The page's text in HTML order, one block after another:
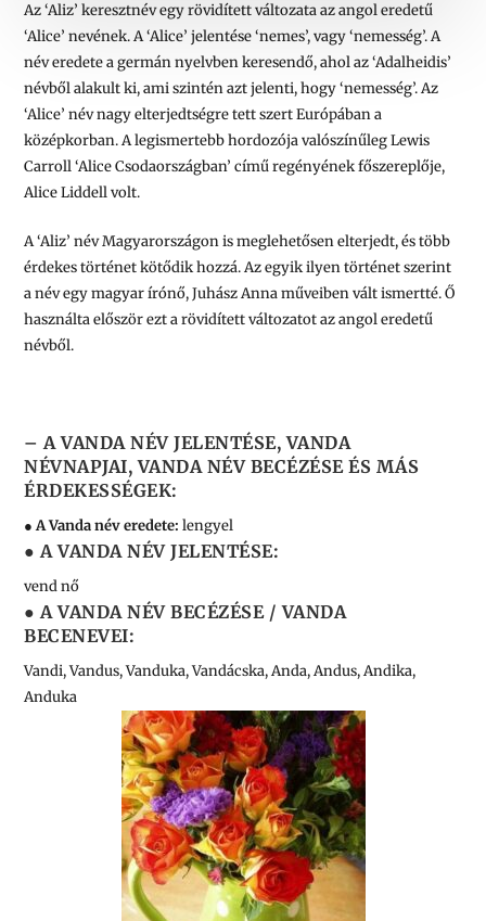
Az ‘Aliz’ keresztnév egy rövidített változata az angol eredetű
‘Alice’ nevének. A ‘Alice’ jelentése ‘nemes’, vagy ‘nemesség’. A
név eredete a germán nyelvben keresendő, ahol az ‘Adalheidis’
névből alakult ki, ami szintén azt jelenti, hogy ‘nemesség’. Az
‘Alice’ név nagy elterjedtségre tett szert Európában a
középkorban. A legismertebb hordozója valószínűleg Lewis
Carroll ‘Alice Csodaországban’ című regényének főszereplője,
Alice Liddell volt.
A ‘Aliz’ név Magyarországon is meglehetősen elterjedt, és több
érdekes történet kötődik hozzá. Az egyik ilyen történet szerint
a név egy magyar írónő, Juhász Anna műveiben vált ismertté. Ő
használta először ezt a rövidített változatot az angol eredetű
névből.
– A VANDA NÉV JELENTÉSE, VANDA
NÉVNAPJAI, VANDA NÉV BECÉZÉSE ÉS MÁS
ÉRDEKESSÉGEK:
● A Vanda név eredete:lengyel
● A VANDA NÉV JELENTÉSE:
vend nő
● A VANDA NÉV BECÉZÉSE / VANDA
BECENEVEI:
Vandi, Vandus, Vanduka, Vandácska, Anda, Andus, Andika,
Anduka